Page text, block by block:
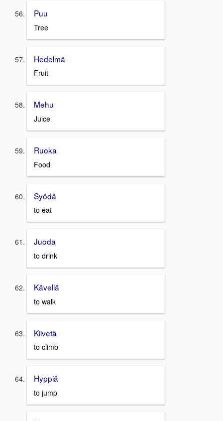
Puu
Tree
Hedelmä
Fruit
Mehu
Juice
Ruoka
Food
Syödä
to eat
Juoda
to drink
Kävellä
to walk
Kiivetä
to climb
Hyppiä
to jump